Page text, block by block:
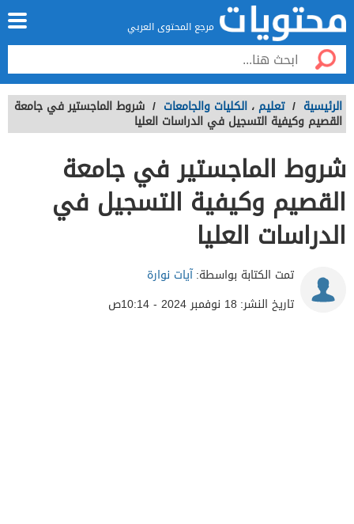
مرجع المحتوى العربي
الرئيسية / تعليم ، الكليات والجامعات / شروط الماجستير في جامعة
القصيم وكيفية التسجيل في الدراسات العليا
شروط الماجستير في جامعة
القصيم وكيفية التسجيل في
الدراسات العليا
تمت الكتابة بواسطة:آيات نوارة
تاريخ النشر: 18 نوفمبر 2024 - 10:14ص